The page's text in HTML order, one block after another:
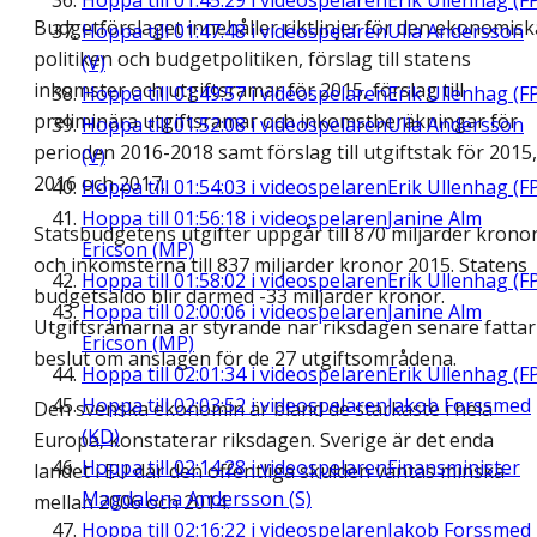
Hoppa till01:47:48i videospelarenUlla Andersson
(V)
Hoppa till01:49:57i videospelarenErik Ullenhag
Hoppa till01:52:08i videospelarenUlla Andersson
(V)
Hoppa till 01:54:03 i videospelarenErik Ullenhag
Hoppa till 01:56:18 i videospelarenJanine Alm
Ericson (MP)
Hoppa till01:58:02 i videospelarenErik Ullenhag
Hoppa till02:00:06i videospelarenJanine Alm
Ericson (MP)
Hoppa till02:01:34i videospelarenErik Ullenhag
Hoppa till02:03:52 i videospelarenJakob Forssmed
(KD)
Hoppa till02:14:28i videospelarenFinansminister
Magdalena Andersson (S)
Hoppa till 02:16:22 i videospelarenJakob Forssmed
Budgetförslaget innehåller riktlinjer för den
politiken och budgetpolitiken, förslag till statens
inkomster och utgiftsramar för 2015, förslag till
preliminära utgiftsramar och inkomstberäkningar för
perioden 2016-2018 samt förslag till utgiftstak för 2015,
2016 och 2017.
Statsbudgetens utgifter uppgår till 870 miljarder
och inkomsterna till 837 miljarder kronor 2015. Statens
budgetsaldo blir därmed -33 miljarder kronor.
Utgiftsramarna är styrande när riksdagen senare fattar
beslut om anslagen för de 27 utgiftsområdena.
Den svenska ekonomin är bland de starkaste i hela
Europa, konstaterar riksdagen. Sverige är det enda
landet i EU där den offentliga skulden väntas minska
mellan 2006 och 2014.